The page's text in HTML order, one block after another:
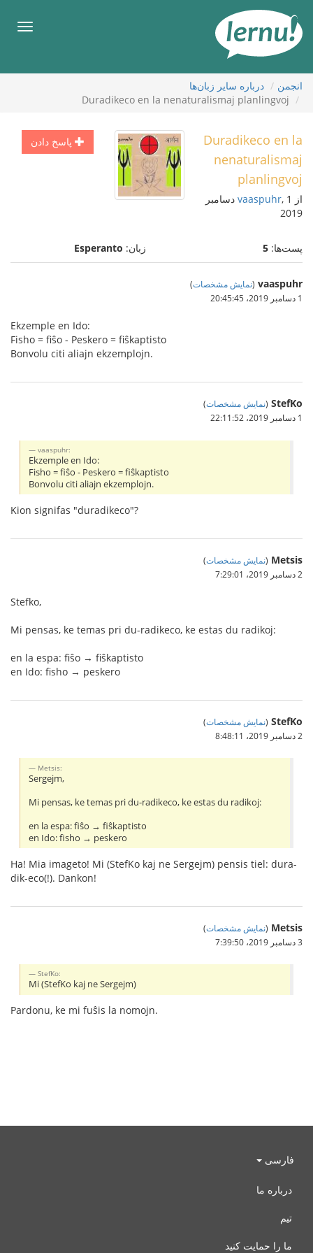
محتوا
انجمن
درباره ساير زبان‌ها
Duradikeco en la nenaturalismaj planlingvoj
پاسخ دادن
Duradikeco en la
nenaturalismaj
planlingvoj
از vaaspuhr , 1 دسامبر
2019
پست‌ها: 5 زبان: Esperanto
vaaspuhr
(نمایش مشخصات)
1 دسامبر 2019،‏ 20:45:45
Ekzemple en Ido:
Fisho = fiŝo - Peskero = fiŝkaptisto
Bonvolu citi aliajn ekzemplojn.
StefKo
(نمایش مشخصات)
1 دسامبر 2019،‏ 22:11:52
vaaspuhr:
Ekzemple en Ido:
Fisho = fiŝo - Peskero = fiŝkaptisto
Bonvolu citi aliajn ekzemplojn.
Kion signifas "duradikeco"?
Metsis
(نمایش مشخصات)
2 دسامبر 2019،‏ 7:29:01
Stefko,
Mi pensas, ke temas pri du-radikeco, ke estas du radikoj:
en la espa: fiŝo → fiŝkaptisto
en Ido: fisho → peskero
StefKo
(نمایش مشخصات)
2 دسامبر 2019،‏ 8:48:11
Metsis:
Sergejm,
Mi pensas, ke temas pri du-radikeco, ke estas du radikoj:
en la espa: fiŝo → fiŝkaptisto
en Ido: fisho → peskero
Ha! Mia imageto! Mi (StefKo kaj ne Sergejm) pensis tiel: dura-
dik-eco(!). Dankon!
Metsis
(نمایش مشخصات)
3 دسامبر 2019،‏ 7:39:50
StefKo:
Mi (StefKo kaj ne Sergejm)
Pardonu, ke mi fuŝis la nomojn.
فارسی
درباره ما
تیم
ما را حمایت کنید